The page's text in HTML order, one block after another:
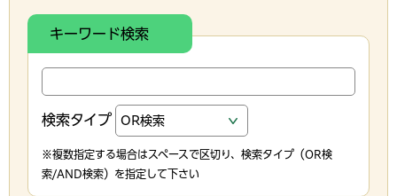
キーワード検索
検索タイプ
※複数指定する場合はスペースで区切り、検索タイプ（OR検
索/AND検索）を指定して下さい